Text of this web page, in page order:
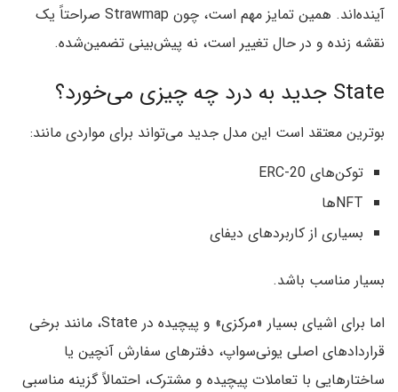
آینده‌اند. همین تمایز مهم است، چون Strawmap صراحتاً یک
نقشه زنده و در حال تغییر است، نه پیش‌بینی تضمین‌شده.
State جدید به درد چه چیزی می‌خورد؟
بوترین معتقد است این مدل جدید می‌تواند برای مواردی مانند:
توکن‌های ERC-20
NFTها
بسیاری از کاربردهای دیفای
بسیار مناسب باشد.
اما برای اشیای بسیار «مرکزی» و پیچیده در State، مانند برخی
قراردادهای اصلی یونی‌سواپ، دفترهای سفارش آنچین یا
ساختارهایی با تعاملات پیچیده و مشترک، احتمالاً گزینه مناسبی